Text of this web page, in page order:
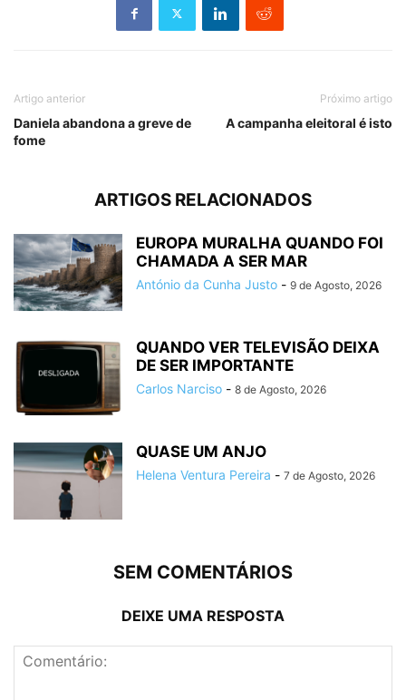
Artigo anterior
Daniela abandona a greve de
fome
Próximo artigo
A campanha eleitoral é isto
ARTIGOS RELACIONADOS
EUROPA MURALHA QUANDO FOI
CHAMADA A SER MAR
António da Cunha Justo - 9 de Agosto, 2026
QUANDO VER TELEVISÃO DEIXA
DE SER IMPORTANTE
Carlos Narciso - 8 de Agosto, 2026
QUASE UM ANJO
Helena Ventura Pereira - 7 de Agosto, 2026
SEM COMENTÁRIOS
DEIXE UMA RESPOSTA